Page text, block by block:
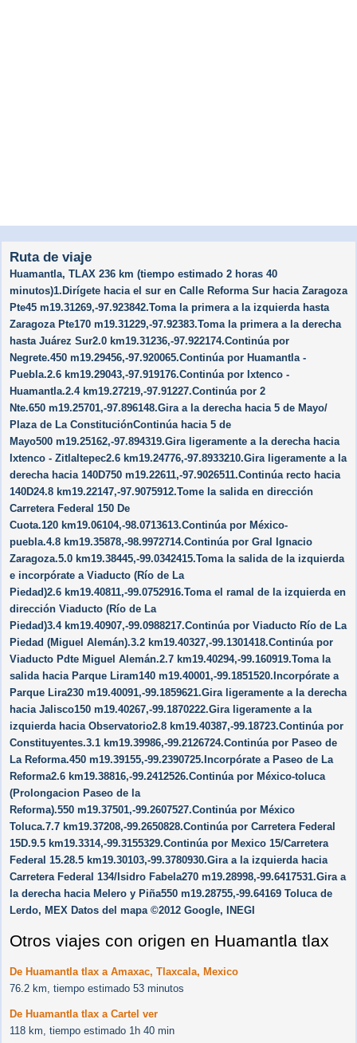
Ruta de viaje
Huamantla, TLAX 236 km (tiempo estimado 2 horas 40
minutos)1.Dirígete hacia el sur en Calle Reforma Sur hacia Zaragoza
Pte45 m19.31269,-97.923842.Toma la primera a la izquierda hasta
Zaragoza Pte170 m19.31229,-97.92383.Toma la primera a la derecha
hasta Juárez Sur2.0 km19.31236,-97.922174.Continúa por
Negrete.450 m19.29456,-97.920065.Continúa por Huamantla -
Puebla.2.6 km19.29043,-97.919176.Continúa por Ixtenco -
Huamantla.2.4 km19.27219,-97.91227.Continúa por 2
Nte.650 m19.25701,-97.896148.Gira a la derecha hacia 5 de Mayo/​
Plaza de La ConstituciónContinúa hacia 5 de
Mayo500 m19.25162,-97.894319.Gira ligeramente a la derecha hacia
Ixtenco - Zitlaltepec2.6 km19.24776,-97.8933210.Gira ligeramente a la
derecha hacia 140D750 m19.22611,-97.9026511.Continúa recto hacia
140D24.8 km19.22147,-97.9075912.Tome la salida en dirección
Carretera Federal 150 De
Cuota.120 km19.06104,-98.0713613.Continúa por México-
puebla.4.8 km19.35878,-98.9972714.Continúa por Gral Ignacio
Zaragoza.5.0 km19.38445,-99.0342415.Toma la salida de la izquierda
e incorpórate a Viaducto (Río de La
Piedad)2.6 km19.40811,-99.0752916.Toma el ramal de la izquierda en
dirección Viaducto (Río de La
Piedad)3.4 km19.40907,-99.0988217.Continúa por Viaducto Río de La
Piedad (Miguel Alemán).3.2 km19.40327,-99.1301418.Continúa por
Viaducto Pdte Miguel Alemán.2.7 km19.40294,-99.160919.Toma la
salida hacia Parque Liram140 m19.40001,-99.1851520.Incorpórate a
Parque Lira230 m19.40091,-99.1859621.Gira ligeramente a la derecha
hacia Jalisco150 m19.40267,-99.1870222.Gira ligeramente a la
izquierda hacia Observatorio2.8 km19.40387,-99.18723.Continúa por
Constituyentes.3.1 km19.39986,-99.2126724.Continúa por Paseo de
La Reforma.450 m19.39155,-99.2390725.Incorpórate a Paseo de La
Reforma2.6 km19.38816,-99.2412526.Continúa por México-toluca
(Prolongacion Paseo de la
Reforma).550 m19.37501,-99.2607527.Continúa por México
Toluca.7.7 km19.37208,-99.2650828.Continúa por Carretera Federal
15D.9.5 km19.3314,-99.3155329.Continúa por Mexico 15/​Carretera
Federal 15.28.5 km19.30103,-99.3780930.Gira a la izquierda hacia
Carretera Federal 134/​Isidro Fabela270 m19.28998,-99.6417531.Gira a
la derecha hacia Melero y Piña550 m19.28755,-99.64169 Toluca de
Lerdo, MEX Datos del mapa ©2012 Google, INEGI
Otros viajes con origen en Huamantla tlax
De Huamantla tlax a Amaxac, Tlaxcala, Mexico
76.2 km, tiempo estimado 53 minutos
De Huamantla tlax a Cartel ver
118 km, tiempo estimado 1h 40 min